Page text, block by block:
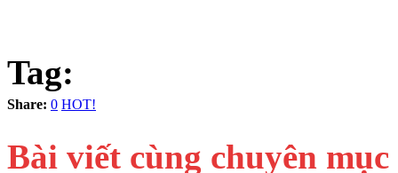
Tag:
Share: 0 HOT!
Bài viết cùng chuyên mục